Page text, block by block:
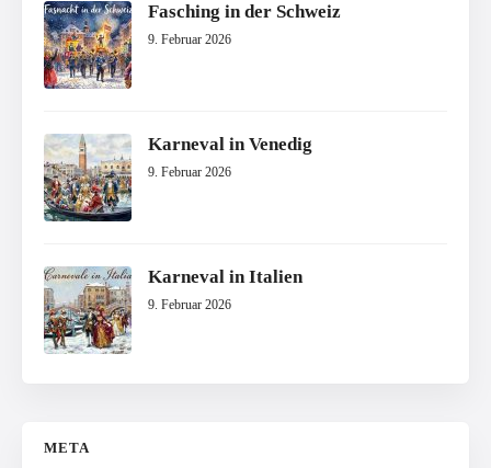
Fasching in der Schweiz
9. Februar 2026
Karneval in Venedig
9. Februar 2026
Karneval in Italien
9. Februar 2026
META